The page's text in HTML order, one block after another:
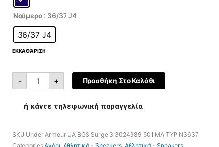
Νούμερο : 36/37 J4
36/37 J4
ΕΚΚΑΘΆΡΙΣΗ
-
3
3024989-
501
ποσότητα
+ Προσθήκη Στο Καλάθι
ή κάντε τηλεφωνική παραγγελία
SKU Under Armour UA BGS Surge 3 3024989 501 ΜΛ ΤΥΡ N3637
Categories Αγόρι Αθλητικά - Sneakers Αθλητικά - Sneakers